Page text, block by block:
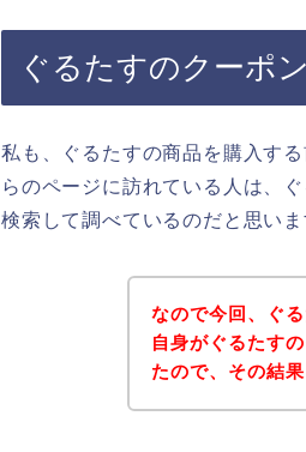
ぐるたすのクーポ
私も、ぐるたすの商品を購入す
らのページに訪れている人は、
検索して調べているのだと思いま
なので今回、ぐ
自身がぐるたす
たので、その結